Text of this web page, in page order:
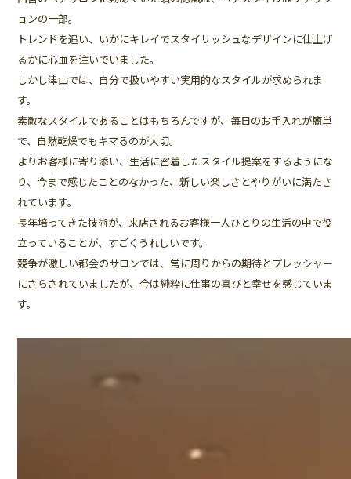
ョンの一部。
トレンドを追い、いかにキレイでスタイリッシュなデザインに仕上げ
るかに心血を注いでいました。
しかし津山では、自分で扱いやすい実用的なスタイルが求められま
す。
素敵なスタイルであることはもちろんですが、毎日のお手入れが簡単
で、自然乾燥でもキマるのが大切。
よりお客様に寄り添い、生活に密着したスタイル提案をするようにな
り、今まで感じたことのなかった、新しい楽しさとやりがいに満たさ
れています。
長年培ってきた技術が、来店されるお客様一人ひとりの生活の中で役
立っていることが、すごくうれしいです。
競争が激しい都会のサロンでは、常に周りからの期待とプレッシャー
にさらされていましたが、今は純粋に仕事の喜びと幸せを感じていま
す。